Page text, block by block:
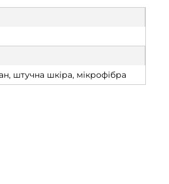
штучна шкіра, мікрофібра